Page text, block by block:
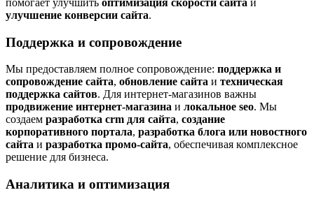
улучшение конверсии сайта.
Поддержка и сопровождение
Мы предоставляем полное сопровождение: поддержка и
сопровождение сайта, обновление сайта и техническая
поддержка сайтов. Для интернет-магазинов важны
продвижение интернет-магазина и локальное seo. Мы
создаем разработка crm для сайта, создание
корпоративного портала, разработка блога или новостного
сайта и разработка промо-сайта, обеспечивая комплексное
решение для бизнеса.
Аналитика и оптимизация